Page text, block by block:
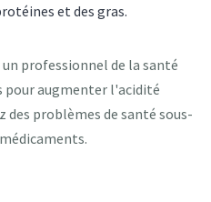
et des gras.
professionnel de la santé
pour augmenter l'acidité
des problèmes de santé sous-